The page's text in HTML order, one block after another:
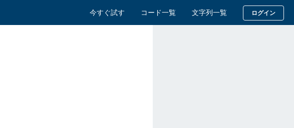
ログイン
文字列一覧
コード一覧
今すぐ試す